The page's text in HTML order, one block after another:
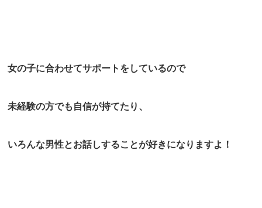
女の子に合わせてサポートをしているので
未経験の方でも自信が持てたり、
いろんな男性とお話しすることが好きになりますよ！